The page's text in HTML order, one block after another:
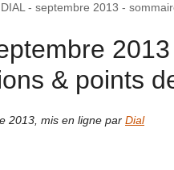
DIAL - septembre 2013 -
& points
2013 mis en ligne par Dial